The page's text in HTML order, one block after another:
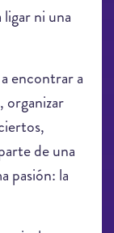
ni una
encontrar a
organizar
de una
pasión: la